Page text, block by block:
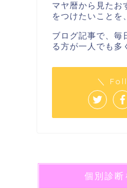
マヤ暦から見たお
をつけたいことを
ブログ記事で、毎
る方が一人でも多
＼
個別診断